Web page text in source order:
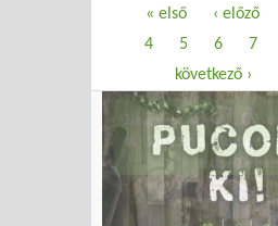
Oldalak« első ‹ előző
4
5 6 7
következő ›